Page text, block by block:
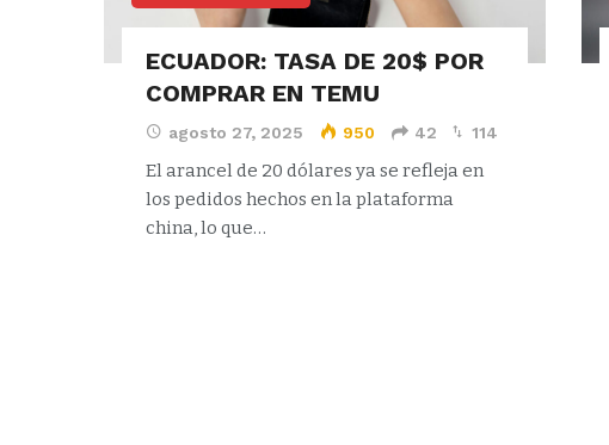
ECUADOR: TASA DE 20$ POR
COMPRAR EN TEMU
agosto 27, 2025 950 42 114
El arancel de 20 dólares ya se refleja en
los pedidos hechos en la plataforma
china, lo que…